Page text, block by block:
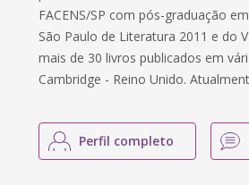
FACENS/SP com pós-graduação
São Paulo de Literatura 2011 e do
mais de 30 livros publicados em
Cambridge - Reino Unido.
Perfil completo